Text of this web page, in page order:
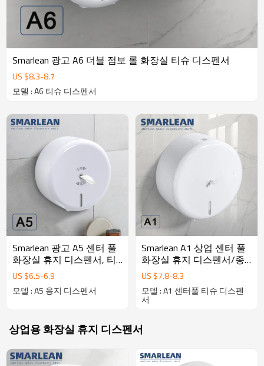
Smarlean 광고 A6 더블 점보 롤 화장실 티슈 디스펜서
US $8.3-8.7
모델 : A6 티슈 디스펜서
Smarlean 광고 A5 센터 풀
화장실 휴지 디스펜서, 티
슈 페이퍼 포함
US $6.5-6.9
모델 : A5 용지 디스펜서
Smarlean A1 상업 센터 풀
화장실 휴지 디스펜서/종
이 타월 디스펜서
US $7.8-8.3
모델 : A1 센터풀 티슈 디스펜
서
상업용 화장실 휴지 디스펜서